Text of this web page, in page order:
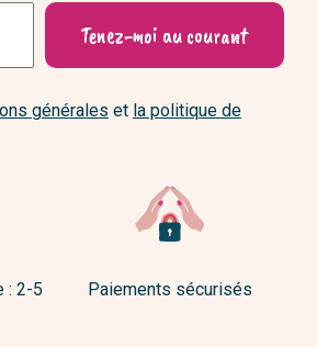
générales et la politique de
Tenez-moi au courant
: 2-5
Paiements sécurisés